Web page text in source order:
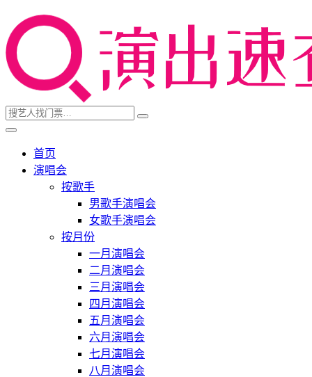
首页
演唱会
按歌手
男歌手演唱会
女歌手演唱会
按月份
一月演唱会
二月演唱会
三月演唱会
四月演唱会
五月演唱会
六月演唱会
七月演唱会
八月演唱会